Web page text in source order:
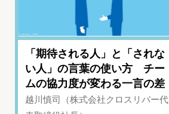
「期待される人」と「されな
い人」の言葉の使い方 チー
ムの協力度が変わる一言の差
越川慎司（株式会社クロスリバー代